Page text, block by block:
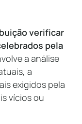
verificar
pela
a análise
a
exigidos pela
vícios ou